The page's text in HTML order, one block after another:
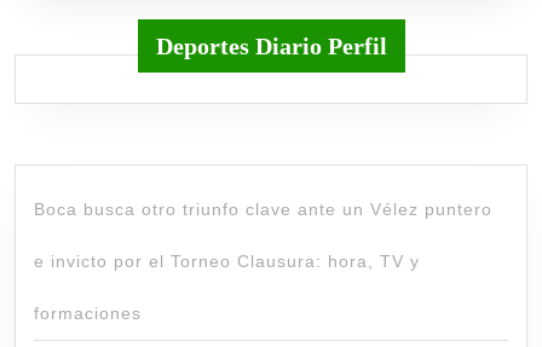
Deportes Diario Perfil
Boca busca otro triunfo clave ante un Vélez puntero
e invicto por el Torneo Clausura: hora, TV y
formaciones